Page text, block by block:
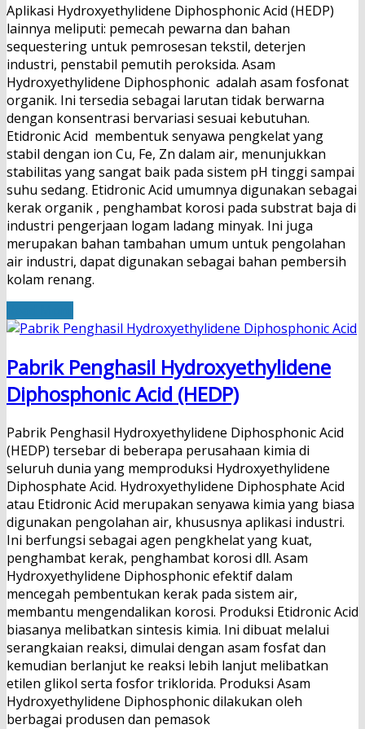
Aplikasi Hydroxyethylidene Diphosphonic Acid (HEDP)
lainnya meliputi: pemecah pewarna dan bahan
sequestering untuk pemrosesan tekstil, deterjen
industri, penstabil pemutih peroksida. Asam
Hydroxyethylidene Diphosphonic adalah asam fosfonat
organik. Ini tersedia sebagai larutan tidak berwarna
dengan konsentrasi bervariasi sesuai kebutuhan.
Etidronic Acid membentuk senyawa pengkelat yang
stabil dengan ion Cu, Fe, Zn dalam air, menunjukkan
stabilitas yang sangat baik pada sistem pH tinggi sampai
suhu sedang. Etidronic Acid umumnya digunakan sebagai
kerak organik , penghambat korosi pada substrat baja di
industri pengerjaan logam ladang minyak. Ini juga
merupakan bahan tambahan umum untuk pengolahan
air industri, dapat digunakan sebagai bahan pembersih
kolam renang.
Pabrik Penghasil Hydroxyethylidene
Diphosphonic Acid (HEDP)
Pabrik Penghasil Hydroxyethylidene Diphosphonic Acid
(HEDP) tersebar di beberapa perusahaan kimia di
seluruh dunia yang memproduksi Hydroxyethylidene
Diphosphate Acid. Hydroxyethylidene Diphosphate Acid
atau Etidronic Acid merupakan senyawa kimia yang biasa
digunakan pengolahan air, khususnya aplikasi industri.
Ini berfungsi sebagai agen pengkhelat yang kuat,
penghambat kerak, penghambat korosi dll. Asam
Hydroxyethylidene Diphosphonic efektif dalam
mencegah pembentukan kerak pada sistem air,
membantu mengendalikan korosi. Produksi Etidronic Acid
biasanya melibatkan sintesis kimia. Ini dibuat melalui
serangkaian reaksi, dimulai dengan asam fosfat dan
kemudian berlanjut ke reaksi lebih lanjut melibatkan
etilen glikol serta fosfor triklorida. Produksi Asam
Hydroxyethylidene Diphosphonic dilakukan oleh
berbagai produsen dan pemasok